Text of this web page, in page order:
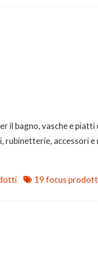
il bagno, vasche e piatti
rubinetterie, accessori e
19 focus